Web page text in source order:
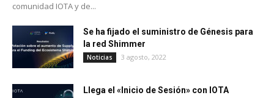
comunidad IOTA y de...
Se ha fijado el suministro de Génesis para
la red Shimmer
Noticias 3 agosto, 2022
Llega el «Inicio de Sesión» con IOTA